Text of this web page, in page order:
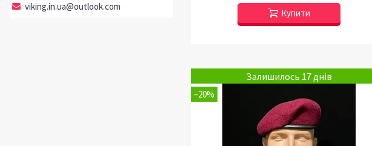
Купити
Залишилось 17 днів
–20%
viking.in.ua@outlook.com